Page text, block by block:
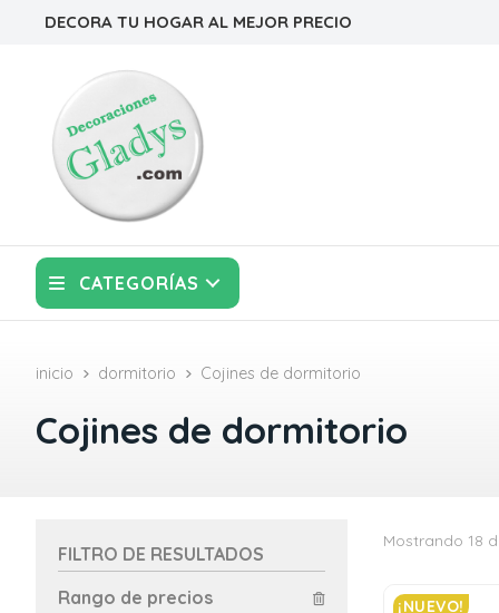
DECORA TU HOGAR AL MEJOR PRECIO
CATEGORÍAS
inicio dormitorio Cojines de dormitorio
Cojines de dormitorio
Mostrando 18
¡NUEVO!
FILTRO DE RESULTADOS
Rango de precios